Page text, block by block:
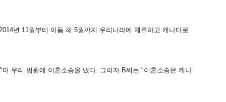
년 11월부터 이듬 해 5월까지 우리나라에 체류하고 캐나다로
우리 법원에 이혼소송을 냈다. 그러자 B씨는 "이혼소송은 캐나